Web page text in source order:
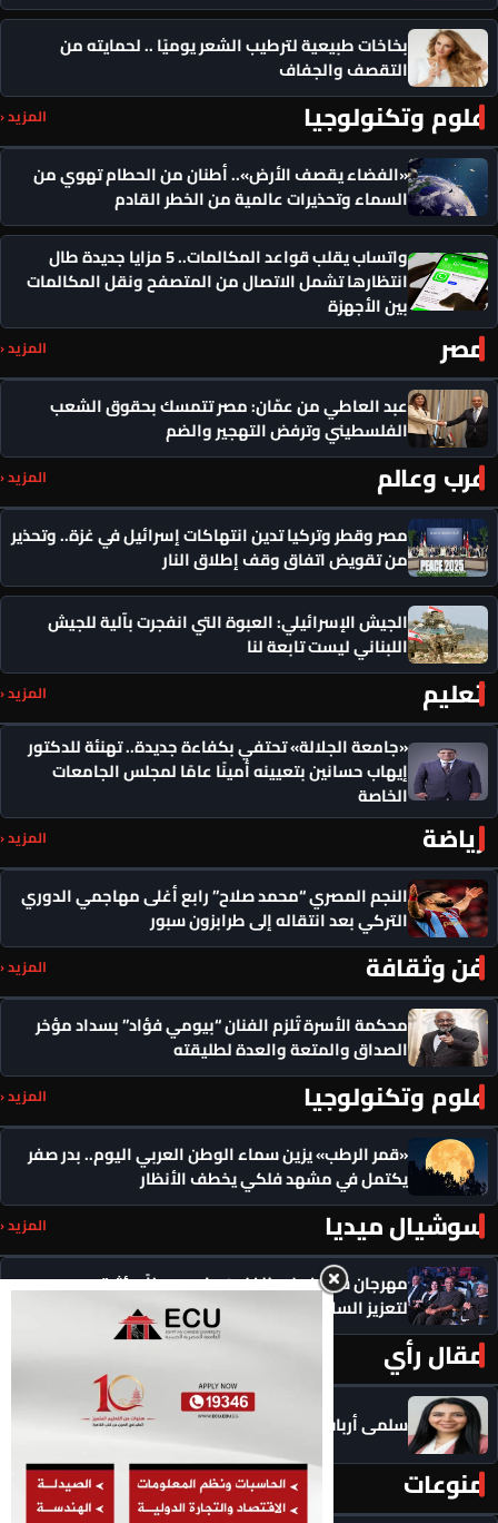
بخاخات طبيعية لترطيب الشعر يوميًا .. لحمايته من
التقصف والجفاف
علوم وتكنولوجيا المزيد ‹
«الفضاء يقصف الأرض».. أطنان من الحطام تهوي من
السماء وتحذيرات عالمية من الخطر القادم
واتساب يقلب قواعد المكالمات.. 5 مزايا جديدة طال
انتظارها تشمل الاتصال من المتصفح ونقل المكالمات
بين الأجهزة
مصر المزيد ‹
عبد العاطي من عمّان: مصر تتمسك بحقوق الشعب
الفلسطيني وترفض التهجير والضم
عرب وعالم المزيد ‹
مصر وقطر وتركيا تدين انتهاكات إسرائيل في غزة.. وتحذير
من تقويض اتفاق وقف إطلاق النار
الجيش الإسرائيلي: العبوة التي انفجرت بآلية للجيش
اللبناني ليست تابعة لنا
تعليم المزيد ‹
«جامعة الجلالة» تحتفي بكفاءة جديدة.. تهنئة للدكتور
إيهاب حسانين بتعيينه أمينًا عامًا لمجلس الجامعات
الخاصة
رياضة المزيد ‹
النجم المصري “محمد صلاح” رابع أغلى مهاجمي الدوري
التركي بعد انتقاله إلى طرابزون سبور
فن وثقافة المزيد ‹
محكمة الأسرة تُلزم الفنان “بيومي فؤاد” بسداد مؤخر
الصداق والمتعة والعدة لطليقته
علوم وتكنولوجيا المزيد ‹
«قمر الرطب» يزين سماء الوطن العربي اليوم.. بدر صفر
يكتمل في مشهد فلكي يخطف الأنظار
سوشيال ميديا المزيد ‹
مهرجان سيمفوني للفنون يكرم رموزاً مؤثرة ويدعو
لتعزيز السلام
مقال رأي
سلمى أرباب تكتب .. سجون البراءة عن وهم المظلوميه
منوعات المزيد ‹